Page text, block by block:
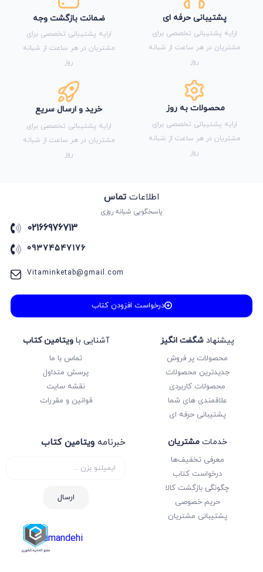
پشتیبانی حرفه ای
ارایه پشتیبانی تخصصی برای
مشتریان در هر ساعت از شبانه
روز
ضمانت بازگشت وجه
ارایه پشتیبانی تخصصی برای
مشتریان در هر ساعت از شبانه
روز
محصولات به روز
ارایه پشتیبانی تخصصی برای
مشتریان در هر ساعت از شبانه
روز
خرید و ارسال سریع
ارایه پشتیبانی تخصصی برای
مشتریان در هر ساعت از شبانه
روز
پیشنهاد شگفت انگیز
محصولات پر فروش
جدیدترین محصولات
محصولات کاربردی
علاقمندی های شما
پشتیبانی حرفه ای
آشنایی باویتامین کتاب
تماس با ما
پرسش متداول
نقشه سایت
قوانین و مقررات
خدماتمشتریان
معرفی تخفیف‌ها
درخواست کتاب
چگونگی بازگشت کالا
حریم خصوصی
پشتیبانی مشتریان
اطلاعات تماس
پاسخگویی شبانه روزی
02166976713
09374547176
Vitaminketab@gmail.com
درخواست افزودن کتاب
خبرنامه ویتامین کتاب
ارسال
samandehi